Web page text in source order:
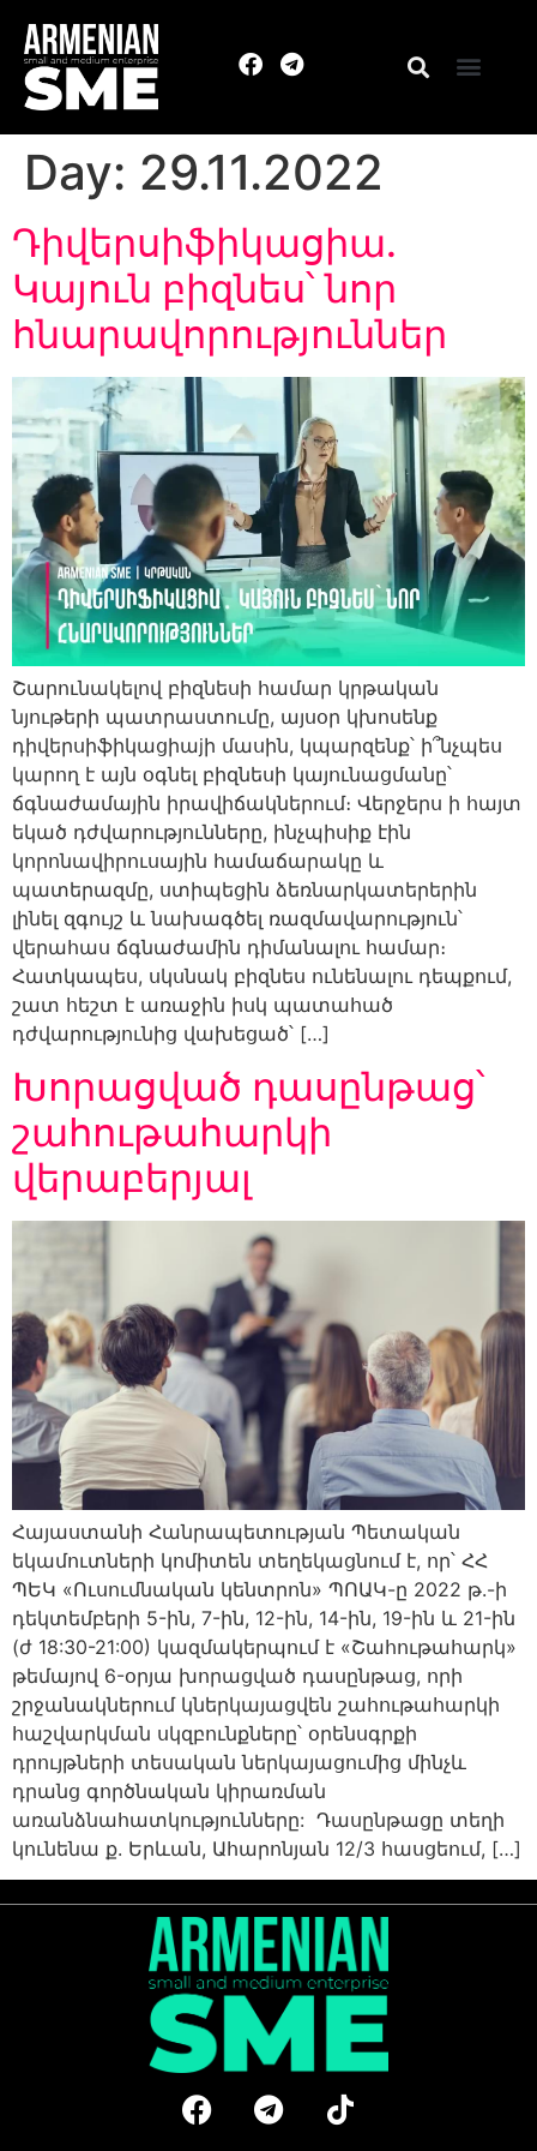
Day: 29.11.2022
Դիվերսիֆիկացիա․
Կայուն բիզնես՝ նոր
հնարավորություններ
Շարունակելով բիզնեսի համար կրթական
նյութերի պատրաստումը, այսօր կխոսենք
դիվերսիֆիկացիաjի մասին, կպարզենք՝ ի՞նչպես
կարող է այն օգնել բիզնեսի կայունացմանը՝
ճգնաժամային իրավիճակներում։ Վերջերս ի հայտ
եկած դժվարությունները, ինչպիսիք էին
կորոնավիրուսային համաճարակը և
պատերազմը, ստիպեցին ձեռնարկատերերին
լինել զգույշ և նախագծել ռազմավարություն՝
վերահաս ճգնաժամին դիմանալու համար։
Հատկապես, սկսնակ բիզնես ունենալու դեպքում,
շատ հեշտ է առաջին իսկ պատահած
դժվարությունից վախեցած՝ […]
Խորացված դասընթաց՝
շահութահարկի
վերաբերյալ
Հայաստանի Հանրապետության Պետական
եկամուտների կոմիտեն տեղեկացնում է, որ՝ ՀՀ
ՊԵԿ «Ուսումնական կենտրոն» ՊՈԱԿ-ը 2022 թ.-ի
դեկտեմբերի 5-ին, 7-ին, 12-ին, 14-ին, 19-ին և 21-ին
(ժ 18:30-21:00) կազմակերպում է «Շահութահարկ»
թեմայով 6-օրյա խորացված դասընթաց, որի
շրջանակներում կներկայացվեն շահութահարկի
հաշվարկման սկզբունքները՝ օրենսգրքի
դրույթների տեսական ներկայացումից մինչև
դրանց գործնական կիրառման
առանձնահատկությունները: Դասընթացը տեղի
կունենա ք. Երևան, Ահարոնյան 12/3 հասցեում, […]